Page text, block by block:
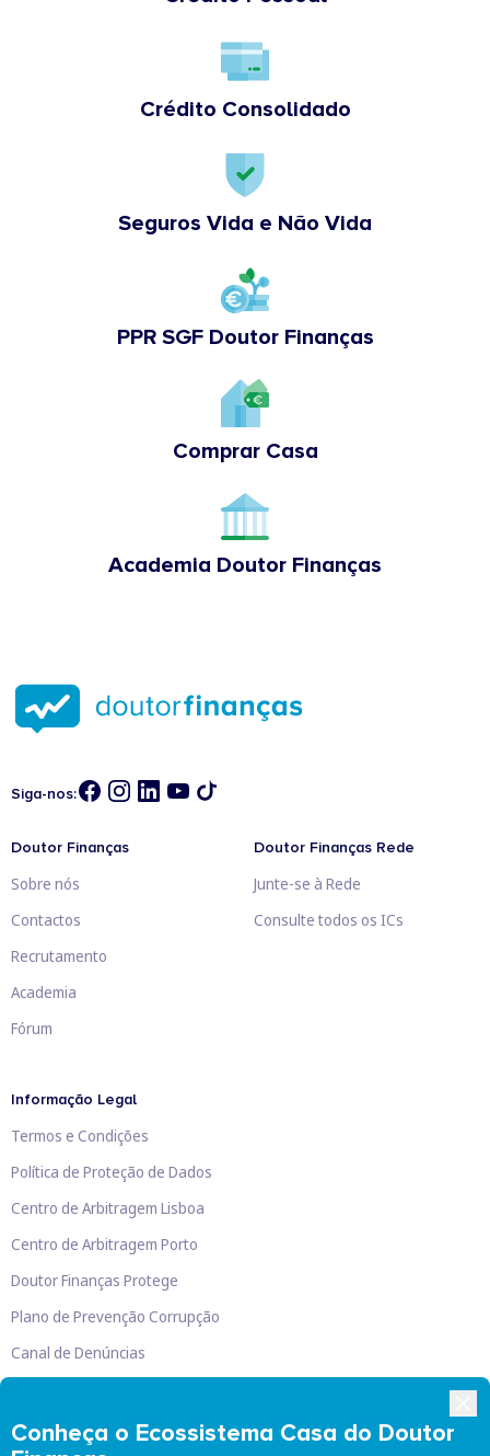
Crédito Consolidado
Seguros Vida e Não Vida
PPR SGF Doutor Finanças
Comprar Casa
Academia Doutor Finanças
Conheça o Ecossistema Casa do Doutor
Siga-nos:
Doutor Finanças
Sobre nós
Contactos
Recrutamento
Academia
Fórum
Doutor Finanças Rede
Junte-se à Rede
Consulte todos os ICs
Informação Legal
Termos e Condições
Política de Proteção de Dados
Centro de Arbitragem Lisboa
Centro de Arbitragem Porto
Doutor Finanças Protege
Plano de Prevenção Corrupção
Canal de Denúncias